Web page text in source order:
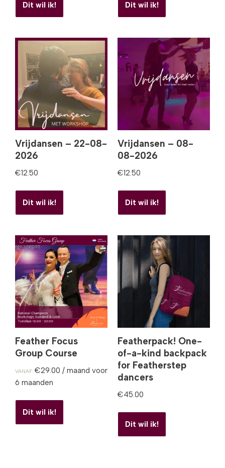
Dit wil ik! Dit wil ik!
Vrijdansen – 22-08-
2026
€12.50
Dit wil ik!
Vrijdansen – 08-
08-2026
€12.50
Dit wil ik!
Feather Focus
Group Course
VANAF: €29.00 / maand voor
6 maanden
Dit wil ik!
Featherpack! One-
of-a-kind backpack
for Featherstep
dancers
€45.00
Dit wil ik!